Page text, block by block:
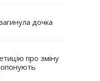
дочка
про зміну